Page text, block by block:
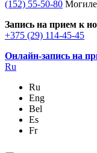
(152) 55-50-80
Запись на прием к
+375 (29) 114-45-45
Онлайн-запись на
Ru
Ru
Eng
Bel
Es
Fr